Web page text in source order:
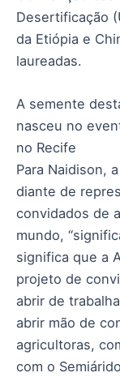
Desertificação
da Etiópia e
laureadas.
A semente
nasceu no
no Recife
Para Naidison,
diante de
convidados de
mundo,
significa que a
projeto de
abrir de
abrir mão de
agricultoras,
com o